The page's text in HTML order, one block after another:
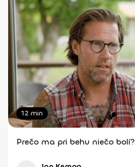
12 min
Prečo ma pri behu niečo bolí?